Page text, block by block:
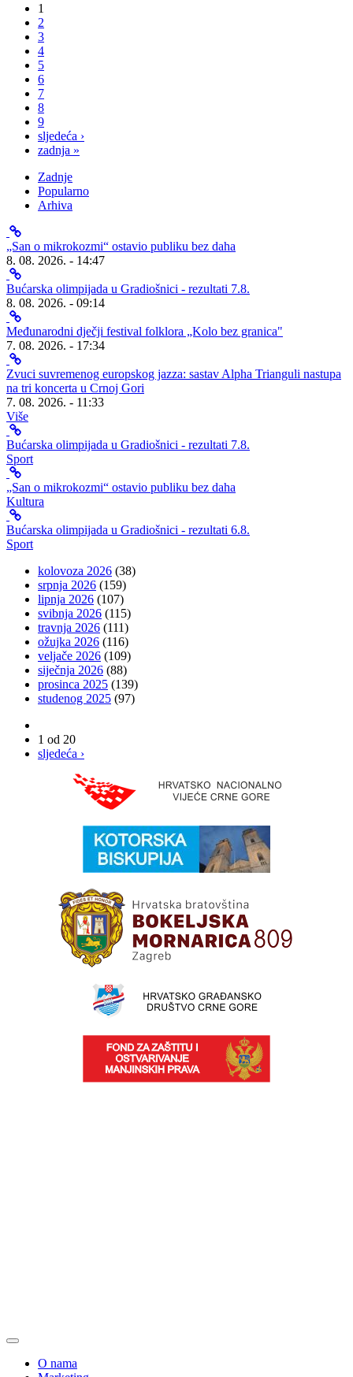
1
2
3
4
5
6
7
8
9
sljedeća ›
zadnja »
Zadnje
Popularno
Arhiva
„San o mikrokozmi“ ostavio publiku bez daha
8. 08. 2026. - 14:47
Bućarska olimpijada u Gradiošnici - rezultati 7.8.
8. 08. 2026. - 09:14
Međunarodni dječji festival folklora „Kolo bez granica"
7. 08. 2026. - 17:34
Zvuci suvremenog europskog jazza: sastav Alpha Trianguli nastupa
na tri koncerta u Crnoj Gori
7. 08. 2026. - 11:33
Više
Bućarska olimpijada u Gradiošnici - rezultati 7.8.
Sport
„San o mikrokozmi“ ostavio publiku bez daha
Kultura
Bućarska olimpijada u Gradiošnici - rezultati 6.8.
Sport
kolovoza 2026 (38)
srpnja 2026 (159)
lipnja 2026 (107)
svibnja 2026 (115)
travnja 2026 (111)
ožujka 2026 (116)
veljače 2026 (109)
siječnja 2026 (88)
prosinca 2025 (139)
studenog 2025 (97)
1 od 20
sljedeća ›
O nama